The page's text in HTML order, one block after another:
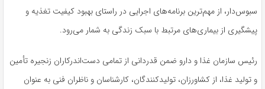
سبوس‌دار، از مهم‌ترین برنامه‌های اجرایی در راستای بهبود کیفیت تغذیه و
پیشگیری از بیماری‌های مرتبط با سبک زندگی به شمار می‌رود.
رئیس سازمان غذا و دارو ضمن قدردانی از تمامی دست‌اندرکاران زنجیره تأمین
و تولید غذا، از کشاورزان، تولیدکنندگان، کارشناسان و ناظران فنی به عنوان